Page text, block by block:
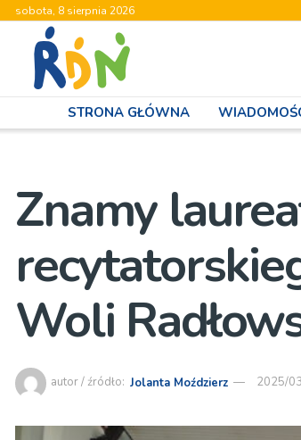
sobota, 8 sierpnia 2026
STRONA GŁÓWNA
Znamy
Woli
autor / źródło: Jolanta Moździerz 2025/